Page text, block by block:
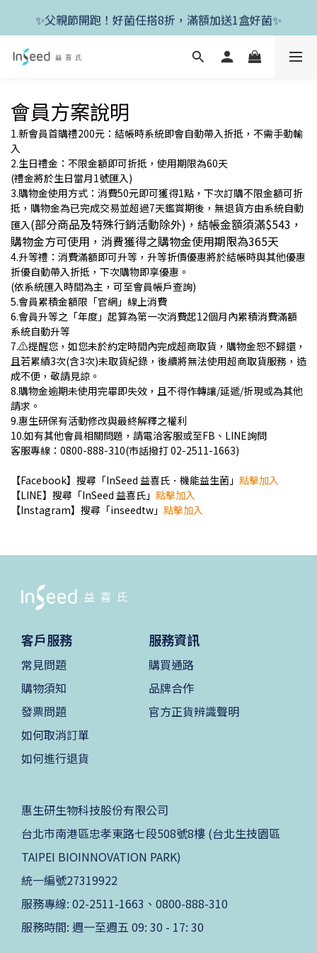
✨新朋友首單現折400+送1盒益生菌，滿額再享免運✨
✨父親節開跑！好菌任搭8折，滿額加送1盒好菌✨
✨新朋友首單現折400+送1盒益生菌，滿額再享免運✨
會員方案說明
1.新會員首購禮200元：結帳時系統即會自動帶入折抵，不需手動輸
入
2.生日禮金：不限金額即可折抵，使用期限為60天
(禮金將於生日當月1號匯入)
3.購物金使用方式：消費50元即可獲得1點，下次訂購不限金額可折
抵，購物金為已完成交易並超過7天鑑賞期後，無退貨方由系統自動
匯入(部分商品及特殊行銷活動除外) ，結帳金額須滿$543，
購物金方可使用，消費獲得之購物金使用期限為365天
4.升等禮：消費滿額即可升等，升等折價優惠將於結帳時與其他優惠
折優自動帶入折抵，下次購物即享優惠。
(依系統匯入時間為主，可至會員帳戶查詢)
5.會員累積金額限「官網」線上消費
6.會員升等之「年度」起算為第一次消費起12個月內累積消費滿額
系統自動升等
7.⚠️提醒您，如您未於約定時間內完成超商取貨，購物金恕不歸還，
且若累績3次(含3次)未取貨紀錄，後續將無法使用超商取貨服務，造
成不便，敬請見諒。
8.購物金逾期未使用完畢即失效，且不得作轉讓/延遞/折現或為其他
請求。
9.惠生研保有活動修改與最終解釋之權利
10.如有其他會員相關問題，請電洽客服或至FB、LINE詢問
客服專線：0800-888-310(市話撥打 02-2511-1663)
【Facebook】搜尋「InSeed 益喜氏．機能益生菌」 點擊加入
【LINE】搜尋「InSeed 益喜氏」 點擊加入
【Instagram】搜尋「inseedtw」 點擊加入
客戶服務
常見問題
購物須知
發票問題
如何取消訂單
如何進行退貨
服務資訊
購買通路
品牌合作
官方正貨辨識聲明
惠生研生物科技股份有限公司
台北市南港區忠孝東路七段508號8樓 (台北生技園區
TAIPEI BIOINNOVATION PARK)
統一編號27319922
服務專線: 02-2511-1663、0800-888-310
服務時間: 週一至週五 09: 30 - 17: 30